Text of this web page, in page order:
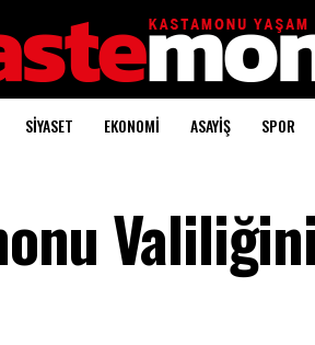
SİYASET EKONOMİ ASAYİŞ SPOR